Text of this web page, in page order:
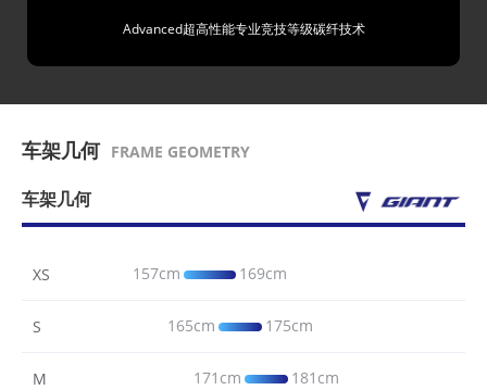
Advanced超高性能专业竞技等级碳纤技术
车架几何 FRAME GEOMETRY
车架几何
XS 157cm 169cm
S 165cm 175cm
M 171cm 181cm